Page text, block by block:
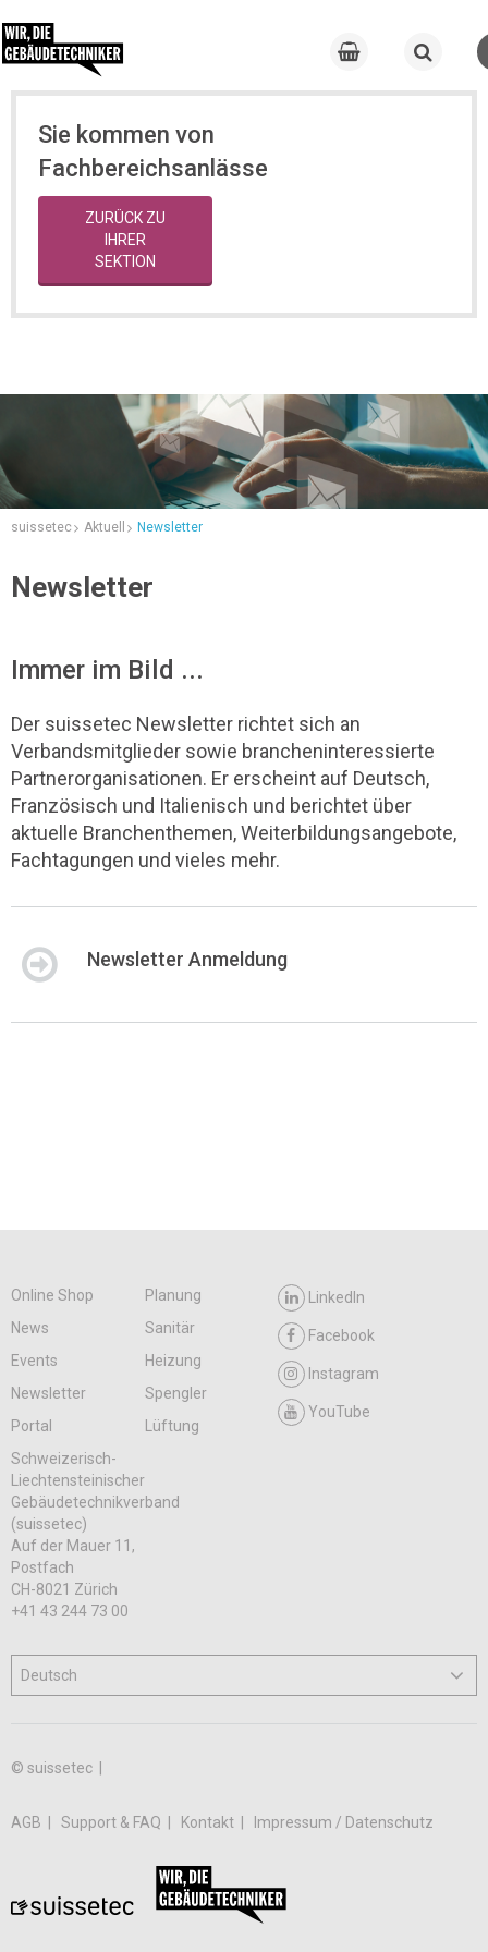
Sie kommen von
Fachbereichsanlässe
ZURÜCK ZU
IHRER
SEKTION
suissetec Aktuell Newsletter
Newsletter
Immer im Bild ...
Der suissetec Newsletter richtet sich an
Verbandsmitglieder sowie brancheninteressierte
Partnerorganisationen. Er erscheint auf Deutsch,
Französisch und Italienisch und berichtet über
aktuelle Branchenthemen, Weiterbildungsangebote,
Fachtagungen und vieles mehr.
Newsletter Anmeldung
Online Shop
Planung
News
Sanitär
Events
Heizung
Newsletter
Spengler
Portal
Lüftung
LinkedIn
Facebook
Instagram
YouTube
Schweizerisch-
Liechtensteinischer
Gebäudetechnikverband
(suissetec)
Auf der Mauer 11,
Postfach
CH-8021 Zürich
+41 43 244 73 00
© suissetec |
AGB Support & FAQ Kontakt Impressum / Datenschutz